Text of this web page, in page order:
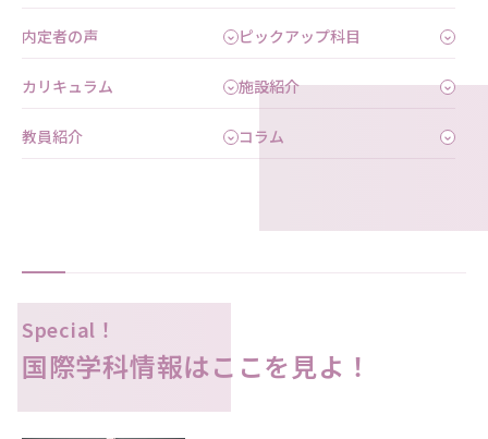
内定者の声 ピックアップ科目
カリキュラム 施設紹介
教員紹介 コラム
Special！
国際学科情報はここを見よ！